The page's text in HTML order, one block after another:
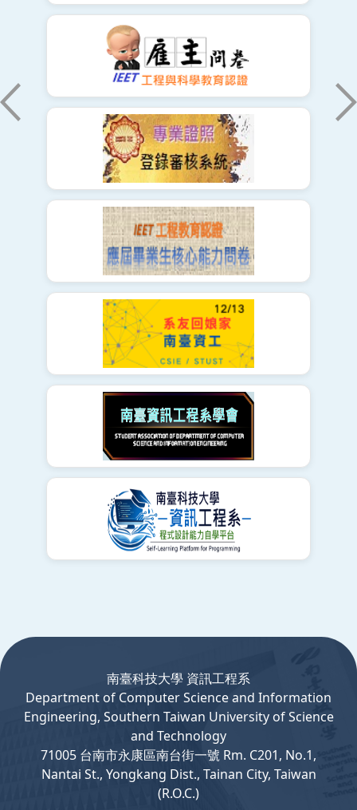
南臺科技大學 資訊工程系
Departmentof ComputerScience and Information
Engineering, Southern Taiwan University of Science
and Technology
71005 台南市永康區南台街一號 Rm. C201, No.1,
Nantai St., Yongkang Dist., Tainan City, Taiwan
(R.O.C.)